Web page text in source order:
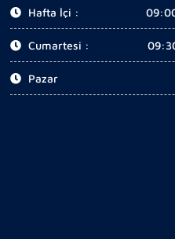
Hafta İçi :
Cumartesi :
Pazar